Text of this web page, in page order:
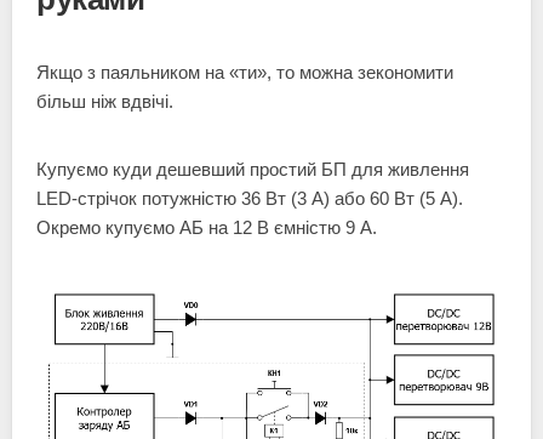
Якщо з паяльником на «ти», то можна зекономити
більш ніж вдвічі.
Купуємо куди дешевший простий БП для живлення
LED-стрічок потужністю 36 Вт (3 А) або 60 Вт (5 А).
Окремо купуємо АБ на 12 В ємністю 9 А.